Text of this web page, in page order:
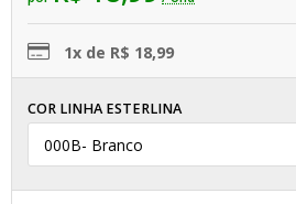
1x de R$ 18,99
COR LINHA ESTERLINA